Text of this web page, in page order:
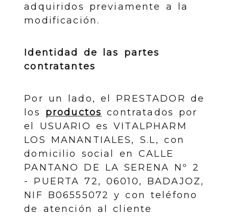
adquiridos previamente a la
modificación.
Identidad de las partes
contratantes
Por un lado, el PRESTADOR de
los productos contratados por
el USUARIO es VITALPHARM
LOS MANANTIALES, S.L, con
domicilio social en CALLE
PANTANO DE LA SERENA Nº 2
- PUERTA 72, 06010, BADAJOZ,
NIF B06555072 y con teléfono
de atención al cliente